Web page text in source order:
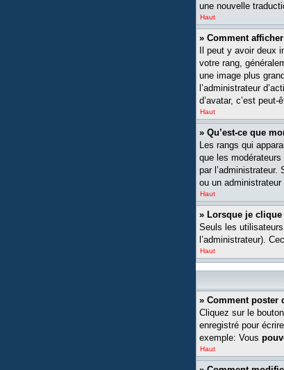
une nouvelle
Haut
» Comment
Il peut y avoir deux
votre rang,
une image plus
l’administrateur
d’avatar, c’est
Haut
» Qu’est-ce que
Les rangs qui
que les
par
ou un
Haut
» Lorsque je
Seuls les
l’administrateur).
Haut
» Comment poster
Cliquez sur le
enregistré pour
exemple: Vous
Haut